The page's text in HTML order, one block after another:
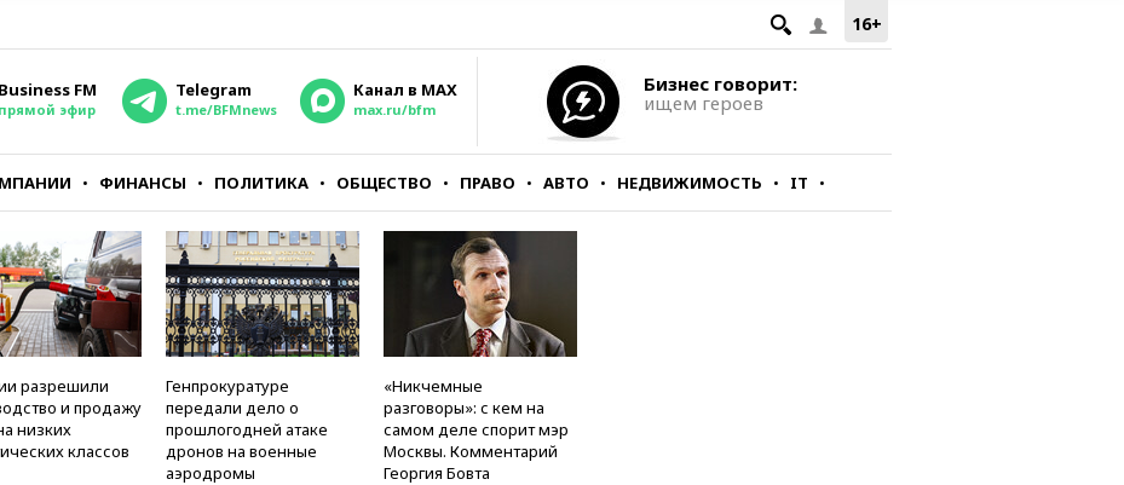
16+
Business FM
прямой эфир
Telegram
t.me/BFMnews
Канал в MAX
max.ru/bfm
Бизнес говорит:
ищем героев
ФИНАНСЫ ПОЛИТИКА ОБЩЕСТВО ПРАВО АВТО НЕДВИЖИМОСТЬ IT
разрешили
и продажу
низких
классов
Генпрокуратуре
передали дело о
прошлогодней атаке
дронов на военные
аэродромы
«Никчемные
разговоры»: с кем на
самом деле спорит мэр
Москвы. Комментарий
Георгия Бовта